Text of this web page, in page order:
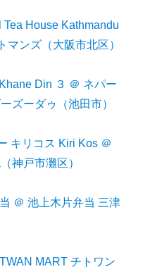
House Kathmandu
マンズ（大阪市北区）
Din ３ ＠ ネパー
ズーダゥ（池田市）
キリコス Kiri Kos ＠
神戸市灘区）
＠ 池上木片弁当 三津
MART チトワン